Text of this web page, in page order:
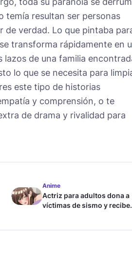
temía resultan ser personas
de verdad. Lo que pintaba
transforma rápidamente en
lazos de una familia
lo que se necesita para
este tipo de historias
y comprensión, o te
de drama y rivalidad para
Anime
Actriz para adultos dona a
víctimas de sismo y recibe